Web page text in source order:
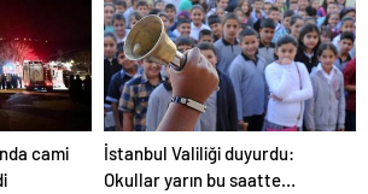
cami
İstanbul Valiliği duyurdu:
Okullar yarın bu saatte